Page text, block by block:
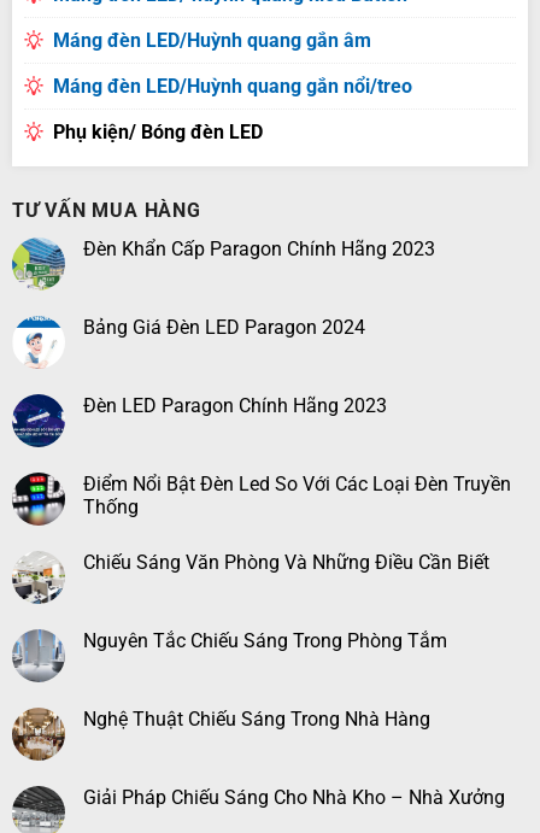
Máng đèn LED/Huỳnh quang gắn âm
Máng đèn LED/Huỳnh quang gắn nổi/treo
Phụ kiện/ Bóng đèn LED
TƯ VẤN MUA HÀNG
Đèn Khẩn Cấp Paragon Chính Hãng 2023
Bảng Giá Đèn LED Paragon 2024
Đèn LED Paragon Chính Hãng 2023
Điểm Nổi Bật Đèn Led So Với Các Loại Đèn Truyền
Thống
Chiếu Sáng Văn Phòng Và Những Điều Cần Biết
Nguyên Tắc Chiếu Sáng Trong Phòng Tắm
Nghệ Thuật Chiếu Sáng Trong Nhà Hàng
Giải Pháp Chiếu Sáng Cho Nhà Kho – Nhà Xưởng